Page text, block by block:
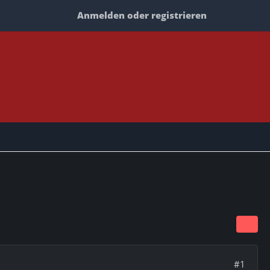
Anmelden oder registrieren
#1